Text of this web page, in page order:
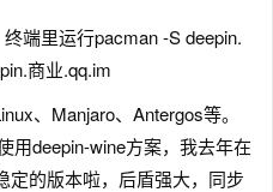
端里运行pacman -S deepin.
商业.qq.im
、Manjaro、Antergos等。
用deepin-wine方案，我去年在
定的版本啦，后盾强大，同步